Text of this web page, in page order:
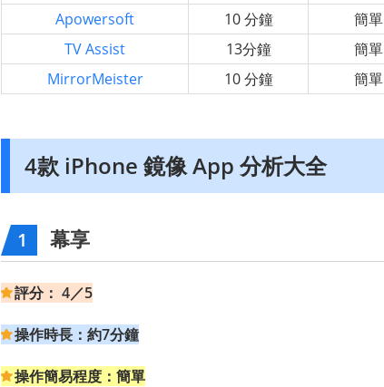
Apowersoft
10 分鐘 簡單
TV Assist
13分鐘 簡單
MirrorMeister
10 分鐘 簡單
4款 iPhone 鏡像 App 分析大全
1 幕享
評分： 4／5
操作時長：約7分鐘
操作簡易程度：簡單